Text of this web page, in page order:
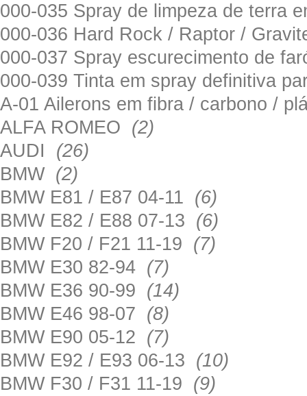
000-035 Spray de limpeza de terra
000-036 Hard Rock / Raptor /
000-037 Spray escurecimento de
000-039 Tinta em spray definitiva
A-01 Ailerons em fibra / carbono /
ALFA ROMEO (2)
AUDI (26)
BMW (2)
BMW E81 / E87 04-11 (6)
BMW E82 / E88 07-13 (6)
BMW F20 / F21 11-19 (7)
BMW E30 82-94 (7)
BMW E36 90-99 (14)
BMW E46 98-07 (8)
BMW E90 05-12 (7)
BMW E92 / E93 06-13 (10)
BMW F30 / F31 11-19 (9)